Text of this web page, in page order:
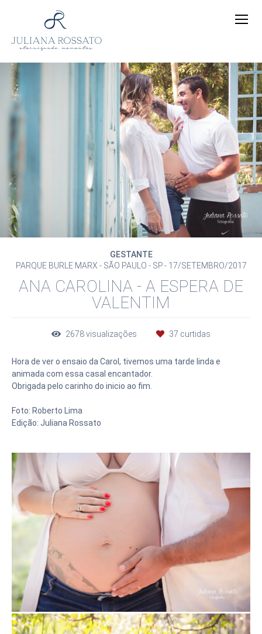
GESTANTE
PARQUE BURLE MARX - SÃO PAULO - SP
17/SETEMBRO/2017
ANA CAROLINA - A ESPERA DE
VALENTIM
2678visualizações 37 curtidas
Hora de ver o ensaio da Carol, tivemos uma tarde linda e
animada com essa casal encantador.
Obrigada pelo carinho do inicio ao fim.
Foto: Roberto Lima
Edição: Juliana Rossato